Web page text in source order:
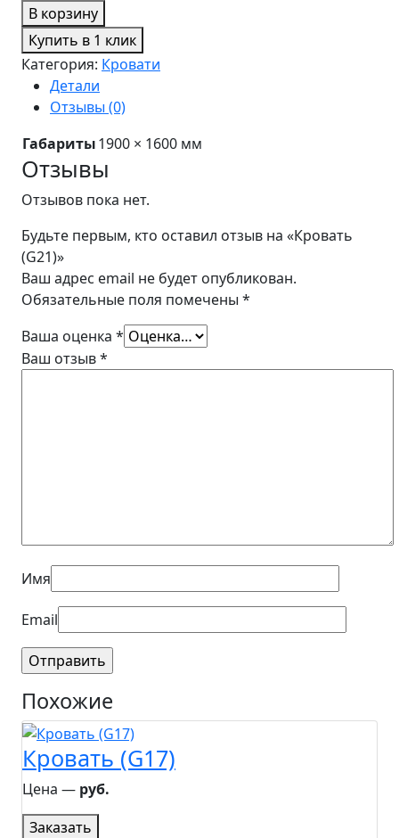
В корзину
Купить в 1 клик
Категория: Кровати
Детали
Отзывы (0)
Габариты1900 × 1600 мм
Отзывы
Отзывов пока нет.
Будьте первым, кто оставил отзыв на «Кровать
(G21)»
Ваш адрес email не будет опубликован.
Обязательные поля помечены *
Ваша оценка *
Ваш отзыв*
Имя
Email
Похожие
Кровать (G17)
Цена ― руб.
Заказать